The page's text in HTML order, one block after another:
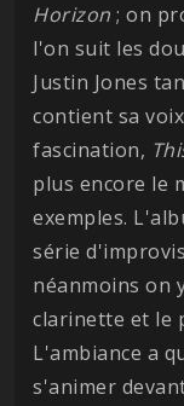
Horizon ; on
l'on suit les
Justin Jones
contient sa
fascination,
plus encore le
exemples.
série
néanmoins on
clarinette et le
L'ambiance a
s'animer